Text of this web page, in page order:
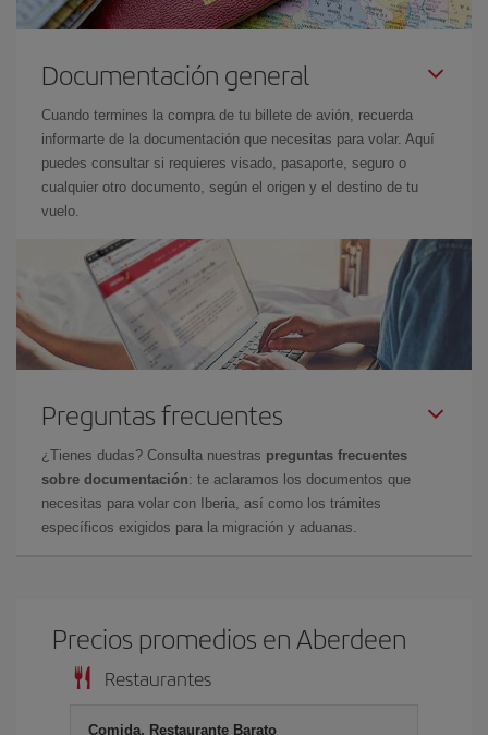
Documentación general
Cuando termines la compra de tu billete de avión, recuerda
informarte de la documentación que necesitas para volar. Aquí
puedes consultar si requieres visado, pasaporte, seguro o
cualquier otro documento, según el origen y el destino de tu
vuelo.
Preguntas frecuentes
¿Tienes dudas? Consulta nuestras preguntas frecuentes
sobre documentación: te aclaramos los documentos que
necesitas para volar con Iberia, así como los trámites
específicos exigidos para la migración y aduanas.
Precios promedios en Aberdeen
Restaurantes
Comida, Restaurante Barato